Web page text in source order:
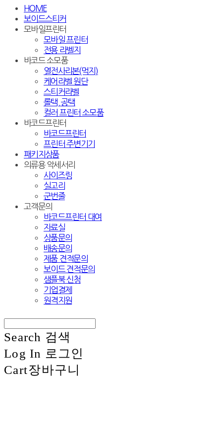
HOME
보이드스티커
모바일프린터
모바일 프린터
전용 라벨지
바코드 소모품
열전사리본(먹지)
케어라벨 원단
스티커라벨
롤택, 공택
컬러 프린터 소모품
바코드프린터
바코드프린터
프린터 주변기기
패키지상품
의류용 악세서리
사이즈링
실고리
군번줄
고객문의
바코드프린터 대여
자료실
상품문의
배송문의
제품 견적문의
보이드 견적문의
샘플북 신청
기업결제
원격지원
Search 검색
Log In 로그인
Cart장바구니